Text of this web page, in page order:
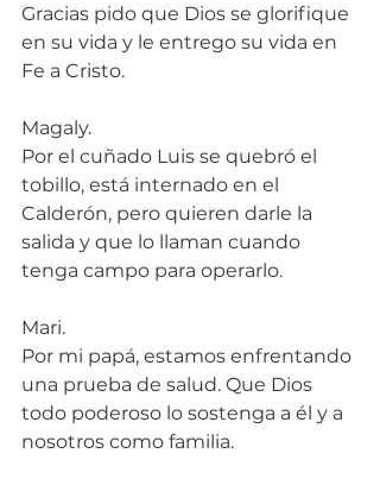
Gracias pido que Dios se glorifique
en su vida y le entrego su vida en
Fe a Cristo.
Magaly.
Por el cuñado Luis se quebró el
tobillo, está internado en el
Calderón, pero quieren darle la
salida y que lo llaman cuando
tenga campo para operarlo.
Mari.
Por mi papá, estamos enfrentando
una prueba de salud. Que Dios
todo poderoso lo sostenga a él y a
nosotros como familia.